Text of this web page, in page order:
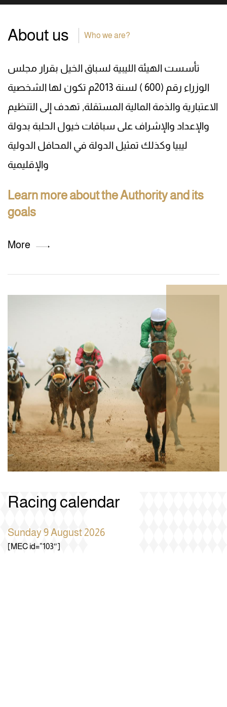
About us Who we are?
تأسست الهيئة الليبية لسباق الخيل بقرار مجلس
الوزراء رقم (600 ) لسنة 2013م تكون لها الشخصية
الاعتبارية والذمة المالية المستقلة, تهدف إلى التنظيم
والإعداد والإشراف على سباقات خيول الحلبة بدولة
ليبيا وكذلك تمثيل الدولة في المحافل الدولية
والإقليمية
Learn more about the Authority and its
goals
More
Racing calendar
Sunday 9 August 2026
[MEC id=”103″]